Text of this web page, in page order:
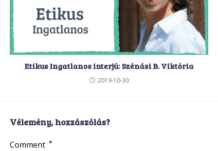
Etikus Ingatlanos interjú: Szénási B. Viktória
2019-10-30
Vélemény, hozzászólás?
Comment *